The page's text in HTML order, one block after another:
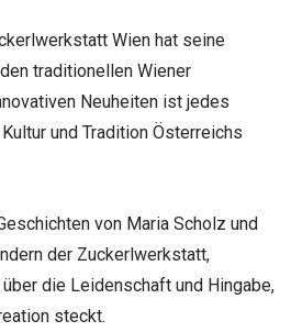
Wien hat seine
traditionellen Wiener
Neuheiten ist jedes
und Tradition Österreichs
von Maria Scholz und
der Zuckerlwerkstatt,
die Leidenschaft und Hingabe,
steckt.